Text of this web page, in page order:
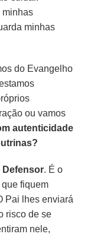
minhas
minhas
do Evangelho
ou vamos
autenticidade
Defensor. É o
fiquem
Pai lhes enviará
risco de se
nele,